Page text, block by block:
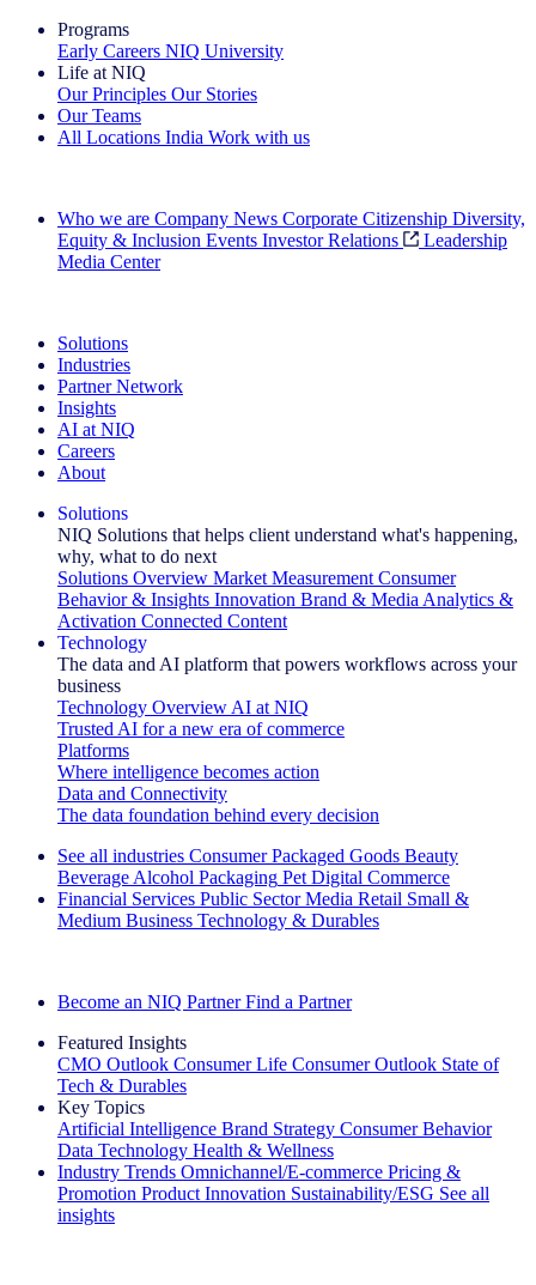
Programs
Early Careers NIQ University
Life at NIQ
Our Principles Our Stories
Our Teams
All Locations India Work with us
Who we are Company News Corporate Citizenship Diversity,
Equity & Inclusion Events Investor Relations
Leadership
Media Center
Solutions
Industries
Partner Network
Insights
AI at NIQ
Careers
About
Solutions
NIQ Solutions that helps client understand what's happening,
why, what to do next
Solutions Overview Market Measurement Consumer
Behavior & Insights Innovation Brand & Media Analytics &
Activation Connected Content
Technology
The data and AI platform that powers workflows across your
business
Technology Overview AI at NIQ
Trusted AI for a new era of commerce
Platforms
Where intelligence becomes action
Data and Connectivity
The data foundation behind every decision
See all industries Consumer Packaged Goods Beauty
Beverage Alcohol Packaging Pet Digital Commerce
Financial Services Public Sector Media Retail Small &
Medium Business Technology & Durables
Become an NIQ Partner Find a Partner
Featured Insights
CMO Outlook Consumer Life Consumer Outlook State of
Tech & Durables
Key Topics
Artificial Intelligence Brand Strategy Consumer Behavior
Data Technology Health & Wellness
Industry Trends Omnichannel/E-commerce Pricing &
Promotion Product Innovation Sustainability/ESG See all
insights